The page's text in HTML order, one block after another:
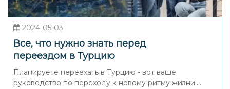
2024-05-03
Все, что нужно знать перед
переездом в Турцию
Планируете переехать в Турцию - вот ваше
руководство по переходу к новому ритму жизни....